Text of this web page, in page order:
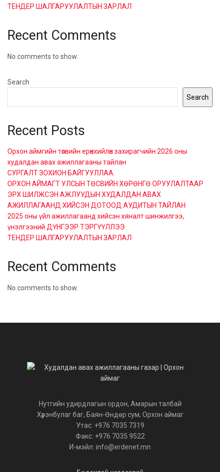
ТЕНДЕР ШАЛГАРУУЛАЛТЫН ЗАРЛАЛ
Recent Comments
No comments to show.
Search
Search
Recent Posts
Орхон аймгийн төсвийн ерөнхийлөн захирагчийн 2026 оны
худалдан авах ажиллагааны тайлан
СУРГАЛТ ЗОХИОН БАЙГУУЛЛАА.
ОРХОН АЙМАГТ УЛСЫН ТӨСВИЙН ХӨРӨНГӨ ОРУУЛАЛТААР
ЭРХ ШИЛЖСЭН АЖЛУУДЫН ХУДАЛДАН АВАХ
АЖИЛЛАГААНД ХИЙСЭН ДОТООД АУДИТЫН ТАЙЛАН
2025 оны үйл ажиллагаанд хийсэн хяналт шинжилгээ,
үнэлгээний ДҮНГЭЭР ТЭРГҮҮЛЛЭЭ.
ТЕНДЕР ШАЛГАРУУЛАЛТЫН ЗАРЛАЛ
Recent Comments
No comments to show.
Нутгийн удирдлагын ордон, Амарын талбай
Хүрэнбулаг баг, Баян-Өндөр сум, Орхон аймаг
Утас: +976 7035 7319
Факс: +976 7035 9522
И-мэйл: info@erdenet.mn